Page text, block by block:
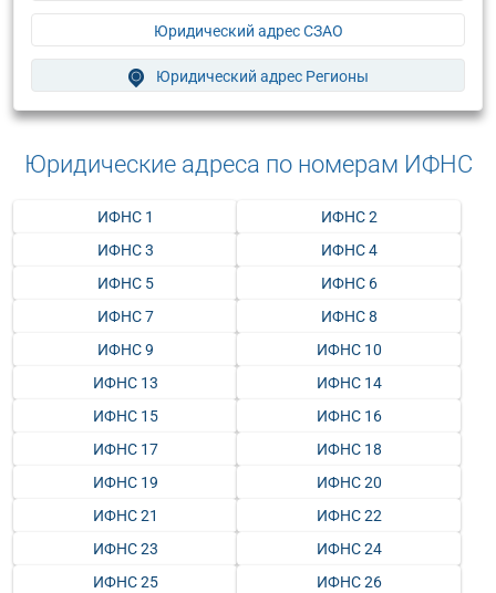
Юридический адрес СЗАО
Юридический адрес Регионы
Юридические адреса по номерам ИФНС
ИФНС 1
ИФНС 2
ИФНС 3
ИФНС 4
ИФНС 5
ИФНС 6
ИФНС 7
ИФНС 8
ИФНС 9
ИФНС 10
ИФНС 13
ИФНС 14
ИФНС 15
ИФНС 16
ИФНС 17
ИФНС 18
ИФНС 19
ИФНС 20
ИФНС 21
ИФНС 22
ИФНС 23
ИФНС 24
ИФНС 25
ИФНС 26